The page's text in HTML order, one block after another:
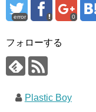
error 0
フォローする
Plastic Boy